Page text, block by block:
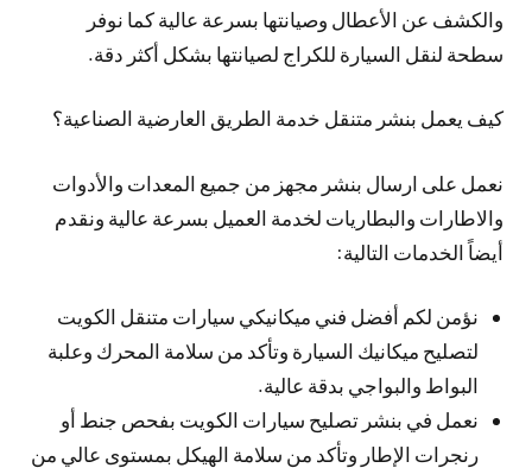
والكشف عن الأعطال وصيانتها بسرعة عالية كما نوفر
سطحة لنقل السيارة للكراج لصيانتها بشكل أكثر دقة.
كيف يعمل بنشر متنقل خدمة الطريق العارضية الصناعية؟
نعمل على ارسال بنشر مجهز من جميع المعدات والأدوات
والاطارات والبطاريات لخدمة العميل بسرعة عالية ونقدم
أيضاً الخدمات التالية:
نؤمن لكم أفضل فني ميكانيكي سيارات متنقل الكويت
لتصليح ميكانيك السيارة وتأكد من سلامة المحرك وعلبة
البواط والبواجي بدقة عالية.
نعمل في بنشر تصليح سيارات الكويت بفحص جنط أو
رنجرات الإطار وتأكد من سلامة الهيكل بمستوى عالي من